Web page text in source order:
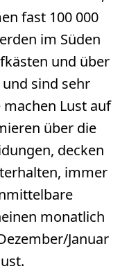
fast 100 000
im Süden
und über
sind sehr
Lust auf
über die
decken
immer
monatlich
Januar